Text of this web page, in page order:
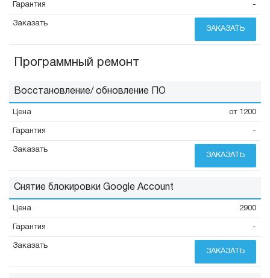
-
ЗАКАЗАТЬ
Программный ремонт
Восстановление/ обновление ПО
от 1200
-
ЗАКАЗАТЬ
Снятие блокировки Google Account
2900
-
ЗАКАЗАТЬ